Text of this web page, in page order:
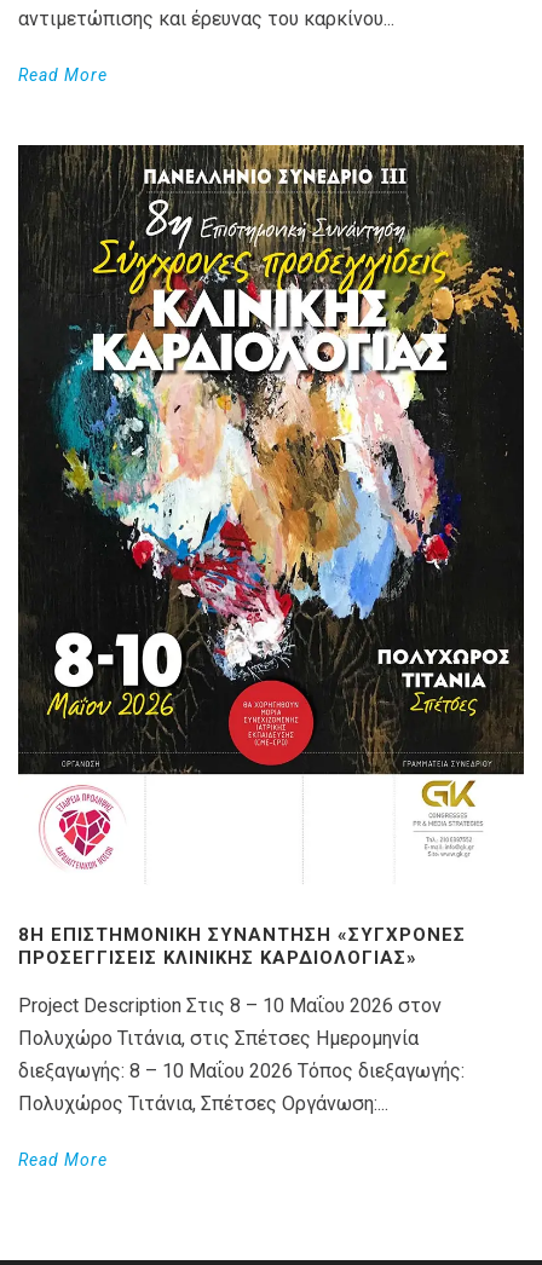
αντιμετώπισης και έρευνας του καρκίνου...
Read More
8Η ΕΠΙΣΤΗΜΟΝΙΚΉ ΣΥΝΆΝΤΗΣΗ «ΣΎΓΧΡΟΝΕΣ
ΠΡΟΣΕΓΓΊΣΕΙΣ ΚΛΙΝΙΚΉΣ ΚΑΡΔΙΟΛΟΓΊΑΣ»
Project Description Στις 8 – 10 Μαΐου 2026 στον
Πολυχώρο Τιτάνια, στις Σπέτσες Ημερομηνία
διεξαγωγής: 8 – 10 Μαΐου 2026 Τόπος διεξαγωγής:
Πολυχώρος Τιτάνια, Σπέτσες Οργάνωση:...
Read More